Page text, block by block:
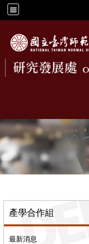
產學合作組
最新消息